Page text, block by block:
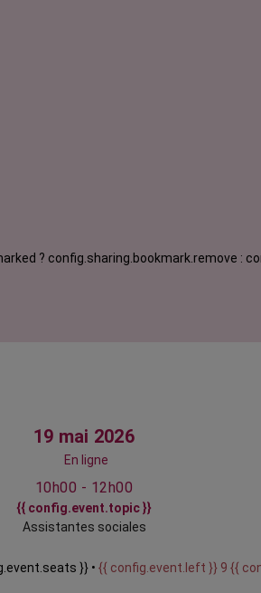
? config.sharing.bookmark.remove :
19 mai 2026
En ligne
10h00 - 12h00
{{ config.event.topic }}
Assistantes sociales
}} • {{ config.event.left }} 9 {{